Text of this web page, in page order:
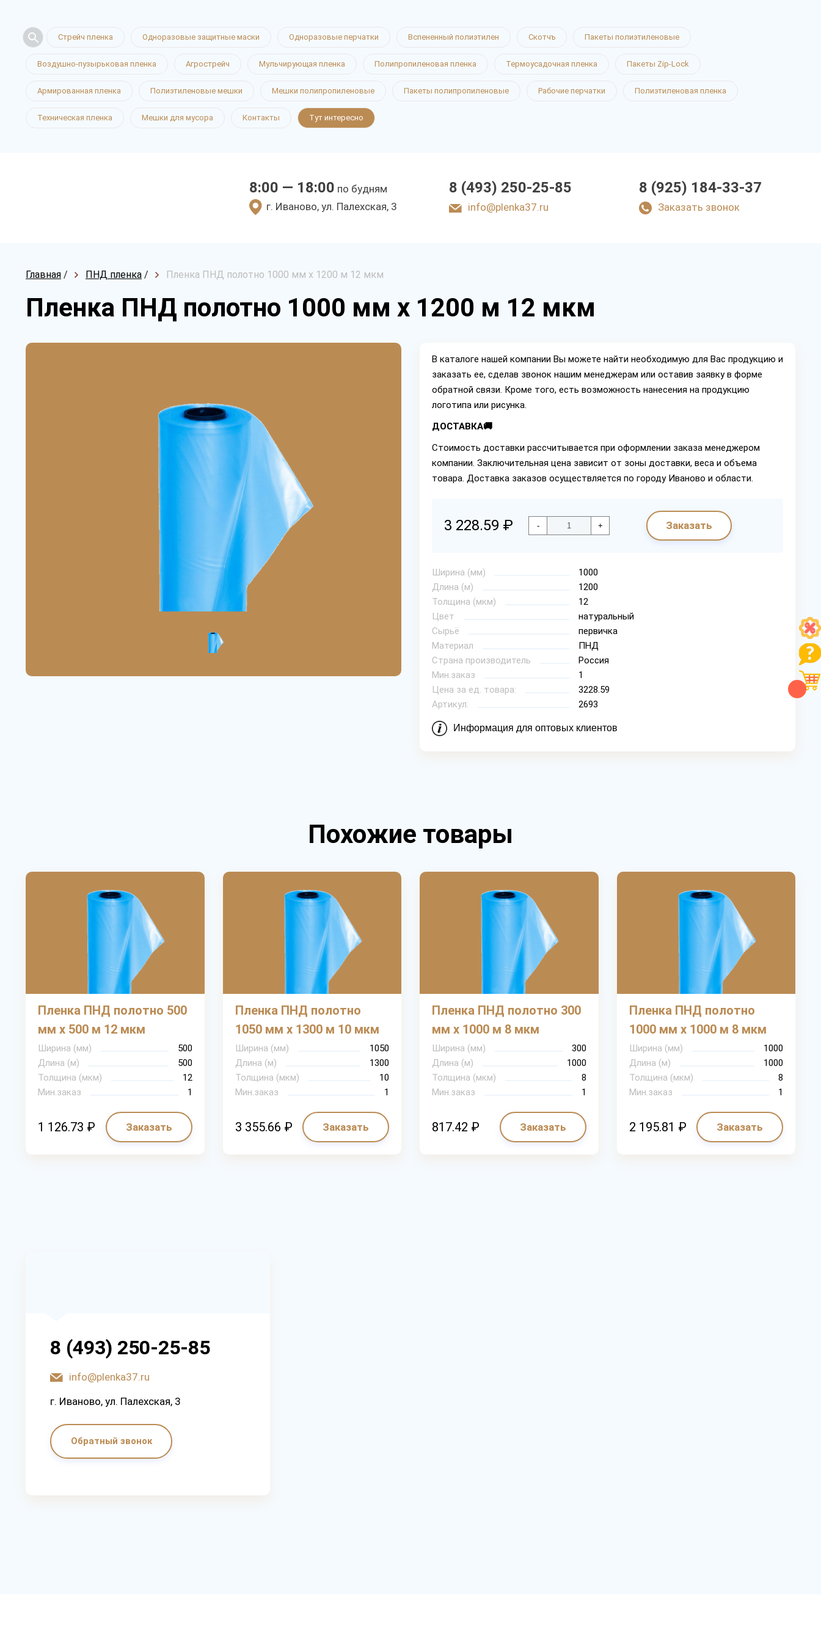
Стрейч пленка Одноразовые защитные маски Одноразовые перчатки Вспененный полиэтилен Скотчъ Пакеты полиэтиленовые
Воздушно-пузырьковая пленка Агрострейч Мульчирующая пленка Полипропиленовая пленка Термоусадочная пленка Пакеты Zip-Lock
Армированная пленка Полиэтиленовые мешки Мешки полипропиленовые Пакеты полипропиленовые Рабочие перчатки Полиэтиленовая пленка
Техническая пленка Мешки для мусора Контакты Тут интересно
8:00 — 18:00 по будням
г. Иваново, ул. Палехская, 3
8 (493) 250-25-85
info@plenka37.ru
8 (925) 184-33-37
Заказать звонок
Главная / ПНД пленка / Пленка ПНД полотно 1000 мм х 1200 м 12 мкм
Пленка ПНД полотно 1000 мм х 1200 м 12 мкм
В каталоге нашей компании Вы можете найти необходимую для Вас продукцию и
заказать ее, сделав звонок нашим менеджерам или оставив заявку в форме
обратной связи. Кроме того, есть возможность нанесения на продукцию
логотипа или рисунка.
ДОСТАВКА🚚
Стоимость доставки рассчитывается при оформлении заказа менеджером
компании. Заключительная цена зависит от зоны доставки, веса и объема
товара. Доставка заказов осуществляется по городу Иваново и области.
3 228.59 ₽ - + Заказать
Ширина (мм)
1000
Длина (м)
1200
Толщина (мкм)
12
Цвет
натуральный
Сырьё
первичка
Материал
ПНД
Страна производитель
Россия
Мин.заказ
1
Цена за ед. товара:
3228.59
Артикул:
2693
Информация для оптовых клиентов
Похожие товары
Пленка ПНД полотно 500
мм х 500 м 12 мкм
Ширина (мм)
500
Длина (м)
500
Толщина (мкм)
12
Мин.заказ
1
1 126.73 ₽ Заказать
Пленка ПНД полотно
1050 мм х 1300 м 10 мкм
Ширина (мм)
1050
Длина (м)
1300
Толщина (мкм)
10
Мин.заказ
1
3 355.66 ₽ Заказать
Пленка ПНД полотно 300
мм х 1000 м 8 мкм
Ширина (мм)
300
Длина (м)
1000
Толщина (мкм)
8
Мин.заказ
1
817.42 ₽ Заказать
Пленка ПНД полотно
1000 мм х 1000 м 8 мкм
Ширина (мм)
1000
Длина (м)
1000
Толщина (мкм)
8
Мин.заказ
1
2 195.81 ₽ Заказать
8 (493) 250-25-85
info@plenka37.ru
г. Иваново, ул. Палехская, 3
Обратный звонок